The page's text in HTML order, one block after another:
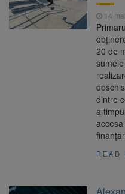
14
20 de
dintre
a
READ